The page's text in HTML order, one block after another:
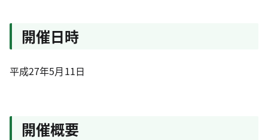
開催日時
平成27年5月11日
開催概要